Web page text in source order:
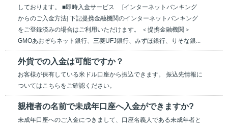
しております。 ■即時入金サービス [インターネットバンキング
からのご入金方法] 下記提携金融機関のインターネットバンキング
をご登録済みの場合はご利用いただけます。 ＜提携金融機関＞
GMOあおぞらネット銀行、三菱UFJ銀行、みずほ銀行、りそな銀...
外貨での入金は可能ですか？
お客様が保有している米ドル口座から振込できます。 振込先情報に
ついてはこちらをご確認ください。
親権者の名前で未成年口座へ入金ができますか?
未成年口座へのご入金につきまして、口座名義人である未成年者と